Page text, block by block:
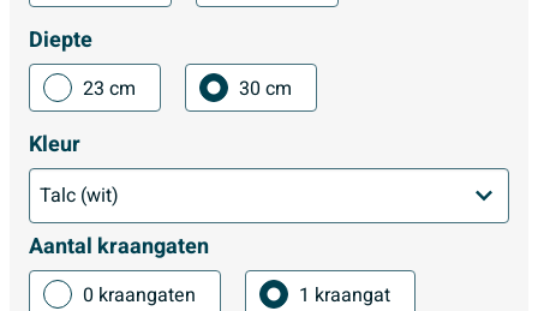
Diepte
23 cm 30 cm
Kleur
Aantal kraangaten
0 kraangaten 1 kraangat